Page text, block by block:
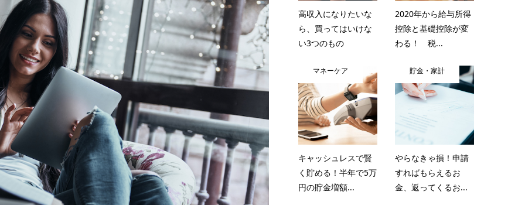
高収入になりたいな
ら、買ってはいけな
い3つのもの
2020年から給与所得
控除と基礎控除が変
わる！ 税...
マネーケア
キャッシュレスで賢
く貯める！半年で5万
円の貯金増額...
貯金・家計
やらなきゃ損！申請
すればもらえるお
金、返ってくるお...